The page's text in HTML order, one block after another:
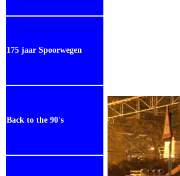
175 jaar Spoorwegen
Back to the 90's